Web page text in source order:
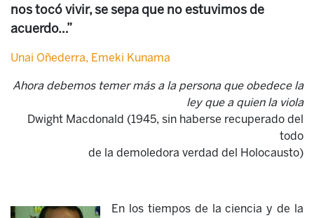
nos tocó vivir, se sepa que no estuvimos de
acuerdo…”
Unai Oñederra, Emeki Kunama
Ahora debemos temer más a la persona que obedece la
ley que a quien la viola
Dwight Macdonald (1945, sin haberse recuperado del
todo
de la demoledora verdad del Holocausto)
En los tiempos de la ciencia y de la